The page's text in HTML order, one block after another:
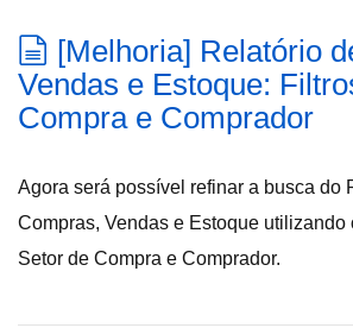
[Melhoria] Relatório
Vendas e Estoque:
Compra e Comprador
Agora será possível refinar a busca do
Compras, Vendas e Estoque utilizando
Setor de Compra e Comprador.